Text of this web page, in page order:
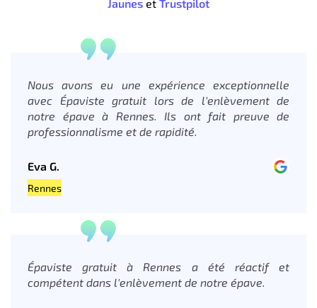
Jaunes et Trustpilot
Nous avons eu une expérience exceptionnelle
avec Épaviste gratuit lors de l'enlèvement de
notre épave à Rennes. Ils ont fait preuve de
professionnalisme et de rapidité.
Eva G.
Rennes
Épaviste gratuit à Rennes a été réactif et
compétent dans l'enlèvement de notre épave.